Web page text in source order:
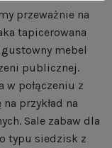
przeważnie na
tapicerowana
mebel
publicznej.
w połączeniu z
przykład na
Sale zabaw dla
typu siedzisk z